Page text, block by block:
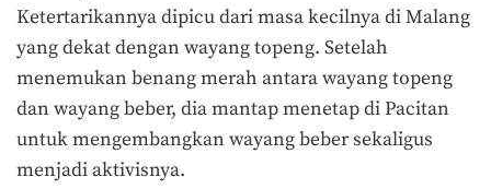
Ketertarikannya dipicu dari masa kecilnya di Malang
yang dekat dengan wayang topeng. Setelah
menemukan benang merah antara wayang topeng
dan wayang beber, dia mantap menetap di Pacitan
untuk mengembangkan wayang beber sekaligus
menjadi aktivisnya.